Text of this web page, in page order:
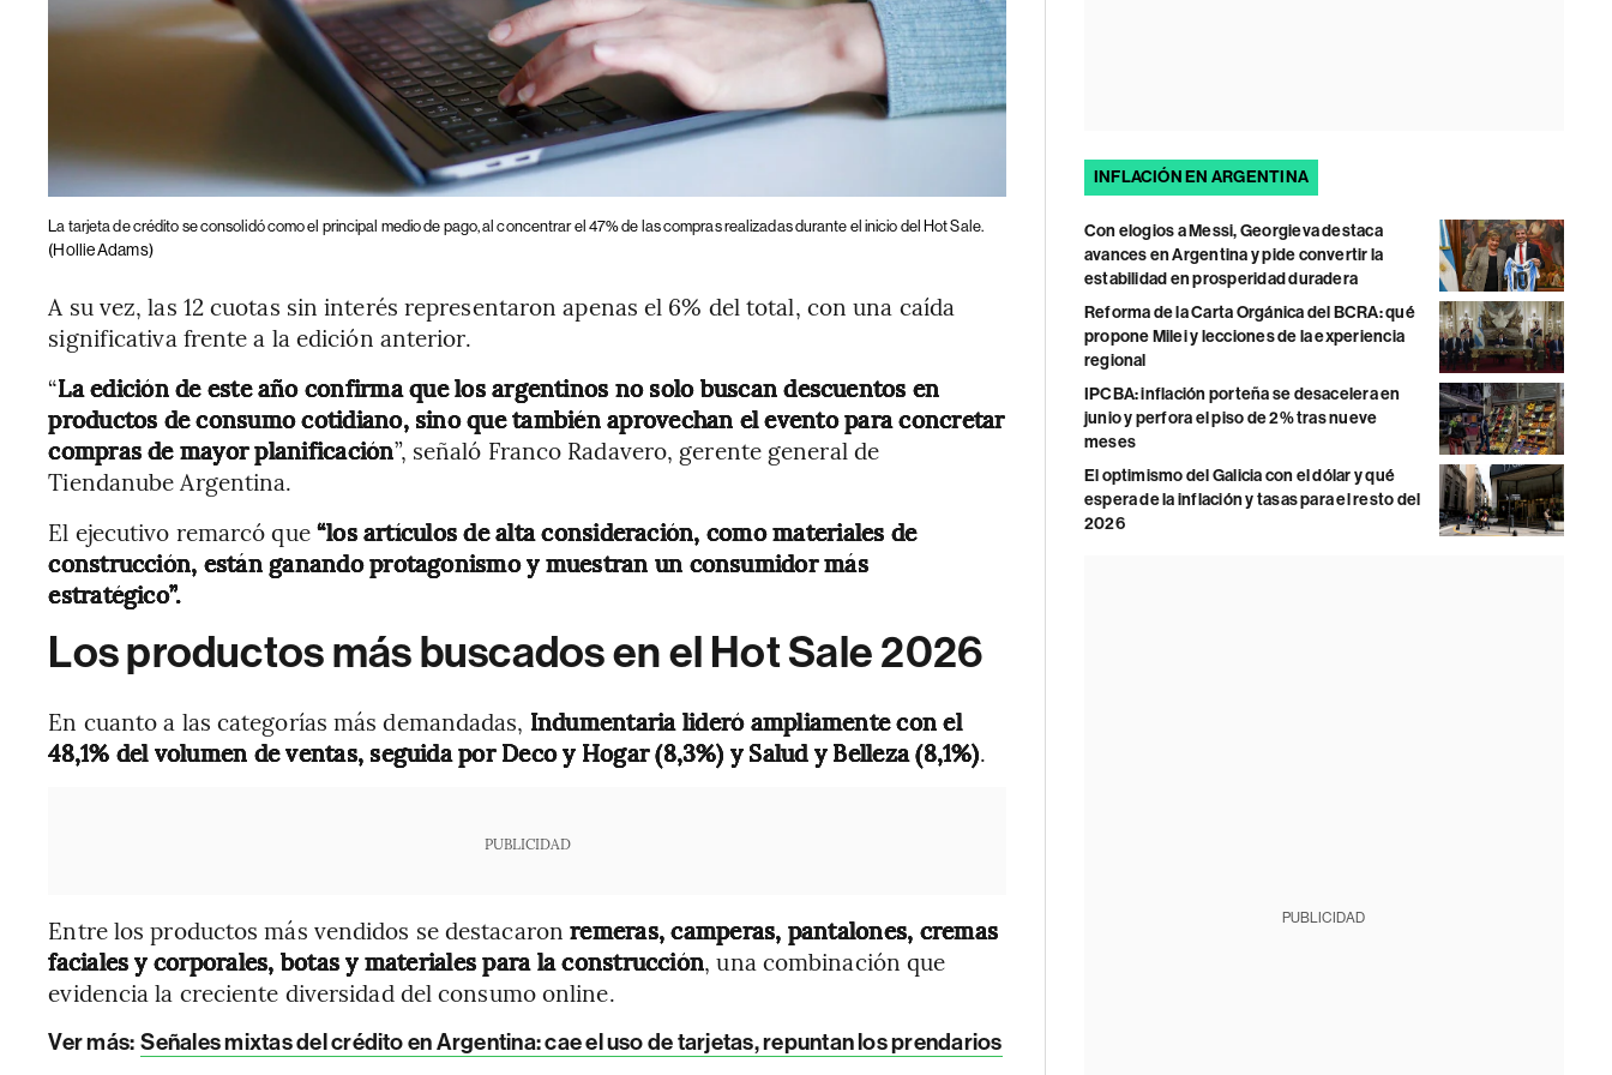
La tarjeta de crédito se consolidó como el principal medio de pago, al concentrar el 47% de las compras realizadas durante el inicio del Hot Sale.
(Hollie Adams)
A su vez, las 12 cuotas sin interés representaron apenas el 6% del total, con una caída
significativa frente a la edición anterior.
“La edición de este año confirma que los argentinos no solo buscan descuentos en
productos de consumo cotidiano, sino que también aprovechan el evento para concretar
compras de mayor planificación”, señaló Franco Radavero, gerente general de
Tiendanube Argentina.
El ejecutivo remarcó que“los artículos de alta consideración, como materiales de
construcción, están ganando protagonismo y muestran un consumidor más
estratégico”.
Los productos más buscados en el Hot Sale 2026
En cuanto a las categorías más demandadas, Indumentaria lideró ampliamente con el
48,1% del volumen de ventas, seguida por Deco y Hogar (8,3%) y Salud y Belleza (8,1%).
PUBLICIDAD
Entre los productos más vendidos se destacaron remeras, camperas, pantalones, cremas
faciales y corporales, botas y materiales para la construcción, una combinación que
evidencia la creciente diversidad del consumo online.
Ver más: Señales mixtas del crédito en Argentina: cae el uso de tarjetas, repuntan los prendarios
INFLACIÓN EN ARGENTINA
Con elogios a Messi, Georgieva destaca
avances en Argentina y pide convertir la
estabilidad en prosperidad duradera
Reforma de la Carta Orgánica del BCRA: qué
propone Milei y lecciones de la experiencia
regional
IPCBA: inflación porteña se desacelera en
junio y perfora el piso de 2% tras nueve
meses
El optimismo del Galicia con el dólar y qué
espera de la inflación y tasas para el resto del
2026
PUBLICIDAD